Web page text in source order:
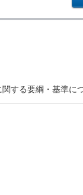
する要綱・基準に